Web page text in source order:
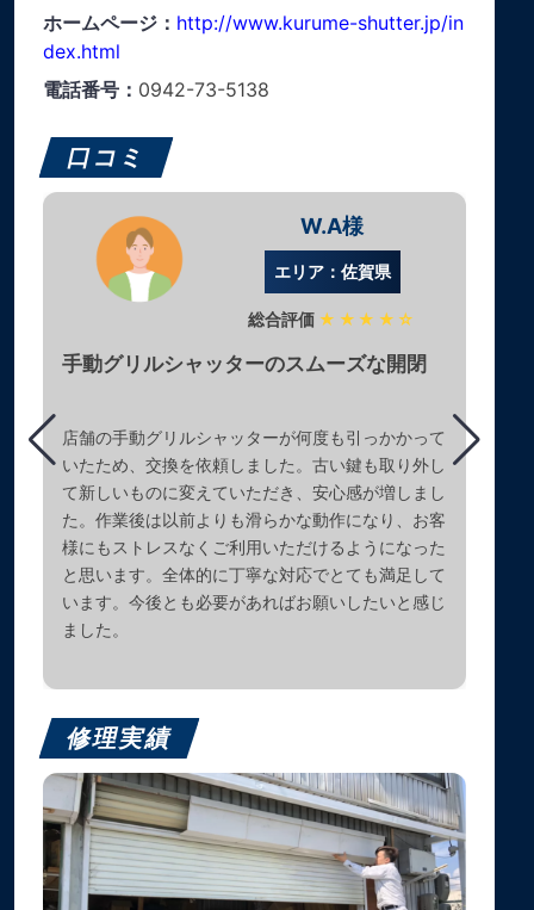
ホームページ： http://www.kurume-shutter.jp/in
dex.html
電話番号： 0942-73-5138
口コミ
W.A様
エリア：佐賀県
総合評価 ★★★★☆
手動グリルシャッターのスムーズな開閉
店舗の手動グリルシャッターが何度も引っかかって
いたため、交換を依頼しました。古い鍵も取り外し
て新しいものに変えていただき、安心感が増しまし
た。作業後は以前よりも滑らかな動作になり、お客
様にもストレスなくご利用いただけるようになった
と思います。全体的に丁寧な対応でとても満足して
います。今後とも必要があればお願いしたいと感じ
ました。
修理実績